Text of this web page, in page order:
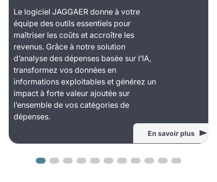
Le logiciel JAGGAER donne à votre
équipe des outils essentiels pour
maîtriser les coûts et accroître les
revenus. Grâce à notre solution
d’analyse des dépenses basée sur l’IA,
transformez vos données en
informations exploitables et générez un
impact à forte valeur ajoutée sur
l’ensemble de vos catégories de
dépenses.
En savoir plus